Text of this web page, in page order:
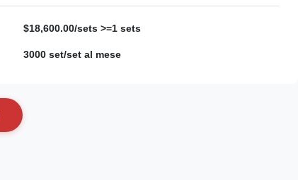
$18,600.00/sets >=1 sets
3000 set/set al mese